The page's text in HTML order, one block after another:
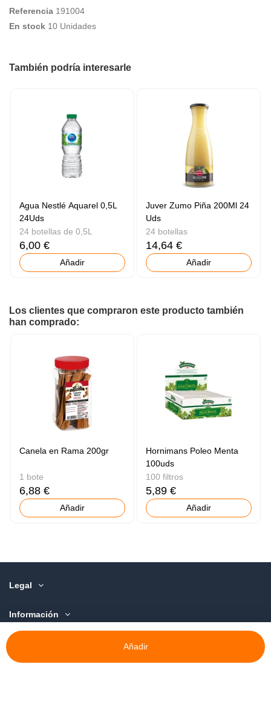
Añadir
Referencia 191004
En stock 10 Unidades
También podría interesarle
Agua Nestlé Aquarel 0,5L
24Uds
24 botellas de 0,5L
6,00 €
Añadir
Juver Zumo Piña 200Ml 24
Uds
24 botellas
14,64 €
Añadir
Los clientes que compraron este producto también
han comprado:
Canela en Rama 200gr
1 bote
6,88 €
Añadir
Hornimans Poleo Menta
100uds
100 filtros
5,89 €
Añadir
Legal
Información